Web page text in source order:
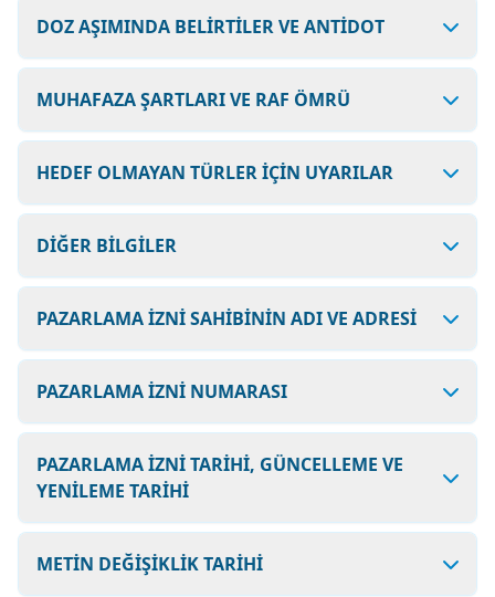
DOZ AŞIMINDA BELİRTİLER VE ANTİDOT
MUHAFAZA ŞARTLARI VE RAF ÖMRÜ
HEDEF OLMAYAN TÜRLER İÇİN UYARILAR
DİĞER BİLGİLER
PAZARLAMA İZNİ SAHİBİNİN ADI VE ADRESİ
PAZARLAMA İZNİ NUMARASI
PAZARLAMA İZNİ TARİHİ, GÜNCELLEME VE
YENİLEME TARİHİ
METİN DEĞİŞİKLİK TARİHİ